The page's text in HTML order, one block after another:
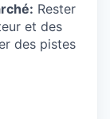
Rester
et des
des pistes